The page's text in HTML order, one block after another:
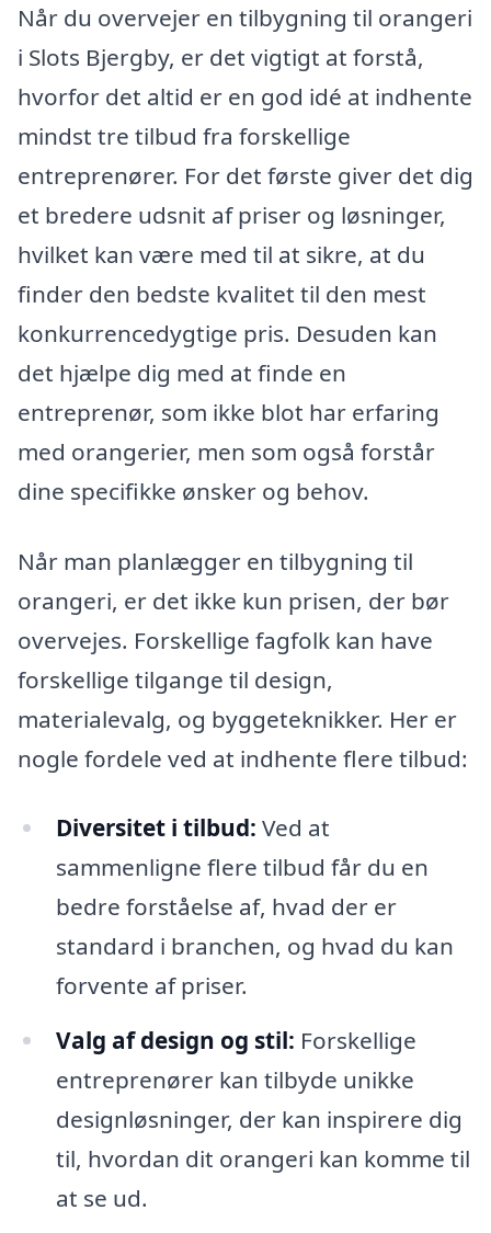
Når du overvejer en tilbygning til orangeri
i Slots Bjergby, er det vigtigt at forstå,
hvorfor det altid er en god idé at indhente
mindst tre tilbud fra forskellige
entreprenører. For det første giver det dig
et bredere udsnit af priser og løsninger,
hvilket kan være med til at sikre, at du
finder den bedste kvalitet til den mest
konkurrencedygtige pris. Desuden kan
det hjælpe dig med at finde en
entreprenør, som ikke blot har erfaring
med orangerier, men som også forstår
dine specifikke ønsker og behov.
Når man planlægger en tilbygning til
orangeri, er det ikke kun prisen, der bør
overvejes. Forskellige fagfolk kan have
forskellige tilgange til design,
materialevalg, og byggeteknikker. Her er
nogle fordele ved at indhente flere tilbud:
Diversitet i tilbud: Ved at
sammenligne flere tilbud får du en
bedre forståelse af, hvad der er
standard i branchen, og hvad du kan
forvente af priser.
Valg af design og stil: Forskellige
entreprenører kan tilbyde unikke
designløsninger, der kan inspirere dig
til, hvordan dit orangeri kan komme til
at se ud.